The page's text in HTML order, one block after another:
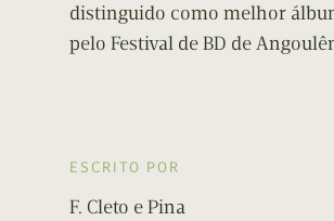
distinguido como melhor
pelo Festival de BD de
ESCRITO POR
F. Cleto e Pina